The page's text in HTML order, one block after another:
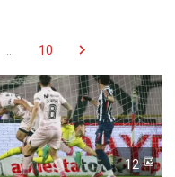
10 chevron_right
12